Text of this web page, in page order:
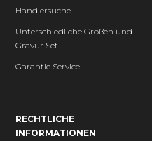
Händlersuche
Unterschiedliche Größen und
Gravur Set
Garantie Service
RECHTLICHE
INFORMATIONEN